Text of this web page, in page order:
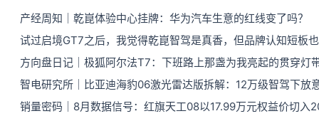
产经周知｜乾崑体验中心挂牌：华为汽车生意的红线变了吗？
试过启境GT7之后，我觉得乾崑智驾是真香，但品牌认知短板
方向盘日记｜极狐阿尔法T7：下班路上那盏为我亮起的贯穿灯
智电研究所｜比亚迪海豹06激光雷达版拆解：12万级智驾下放
销量密码｜8月数据信号：红旗天工08以17.99万元权益价切入